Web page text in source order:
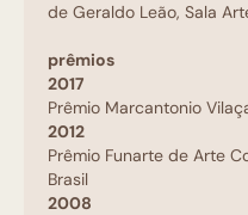
de Geraldo Leão, Sala
prêmios
2017
Prêmio Marcantonio
2012
Prêmio Funarte de Arte
Brasil
2008